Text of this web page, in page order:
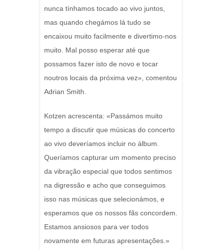
nunca tínhamos tocado ao vivo juntos,
mas quando chegámos lá tudo se
encaixou muito facilmente e divertimo-nos
muito. Mal posso esperar até que
possamos fazer isto de novo e tocar
noutros locais da próxima vez», comentou
Adrian Smith.
Kotzen acrescenta: «Passámos muito
tempo a discutir que músicas do concerto
ao vivo deveríamos incluir no álbum.
Queríamos capturar um momento preciso
da vibração especial que todos sentimos
na digressão e acho que conseguimos
isso nas músicas que selecionámos, e
esperamos que os nossos fãs concordem.
Estamos ansiosos para ver todos
novamente em futuras apresentações.»